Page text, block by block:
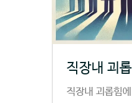
직장내 괴
직장내 괴롭힘